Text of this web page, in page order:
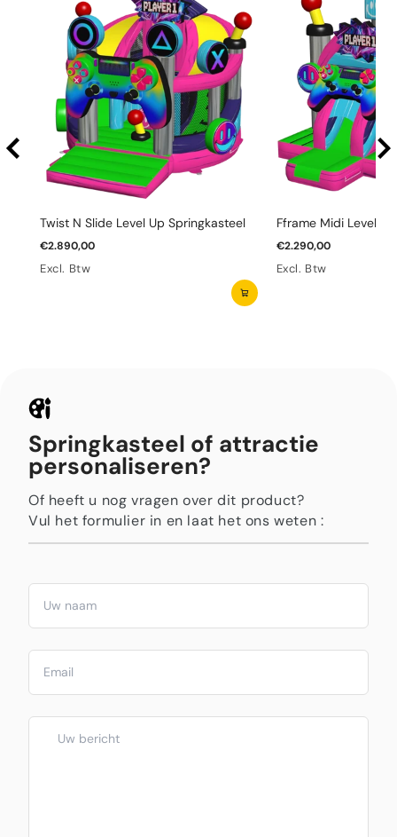
Twist N Slide Level Up Springkasteel
€2.890,00
Excl. Btw
Fframe Midi Level
€2.290,00
Excl. Btw
Springkasteel of attractie
personaliseren?
Of heeft u nog vragen over dit product?
Vul het formulier in en laat het ons weten :